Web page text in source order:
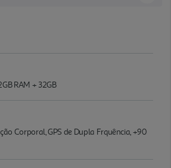
RAM + 32GB
Corporal, GPS de Dupla Frquência, +90